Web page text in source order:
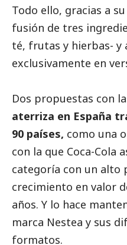
Todo ello, gracias a
fusión de tres
té, frutas y hierbas- y
exclusivamente en
Dos propuestas con
aterriza en España
90 países, como una
con la que Coca-Cola
categoría con un alto
crecimiento en valor
años. Y lo hace
marca Nestea y sus
formatos.